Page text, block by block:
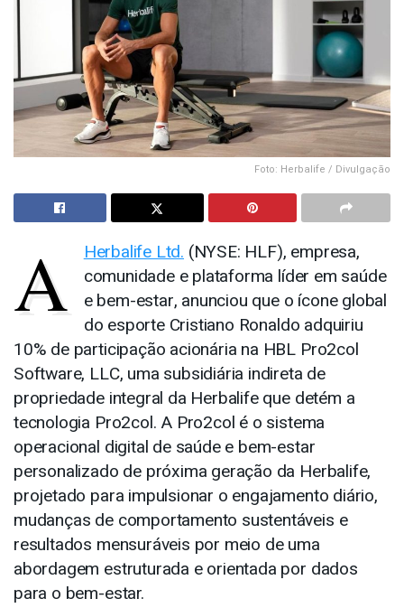
Foto: Herbalife / Divulgação
A Herbalife Ltd. (NYSE: HLF), empresa,
comunidade e plataforma líder em saúde
e bem-estar, anunciou que o ícone global
do esporte Cristiano Ronaldo adquiriu
10% de participação acionária na HBL Pro2col
Software, LLC, uma subsidiária indireta de
propriedade integral da Herbalife que detém a
tecnologia Pro2col. A Pro2col é o sistema
operacional digital de saúde e bem-estar
personalizado de próxima geração da Herbalife,
projetado para impulsionar o engajamento diário,
mudanças de comportamento sustentáveis e
resultados mensuráveis por meio de uma
abordagem estruturada e orientada por dados
para o bem-estar.